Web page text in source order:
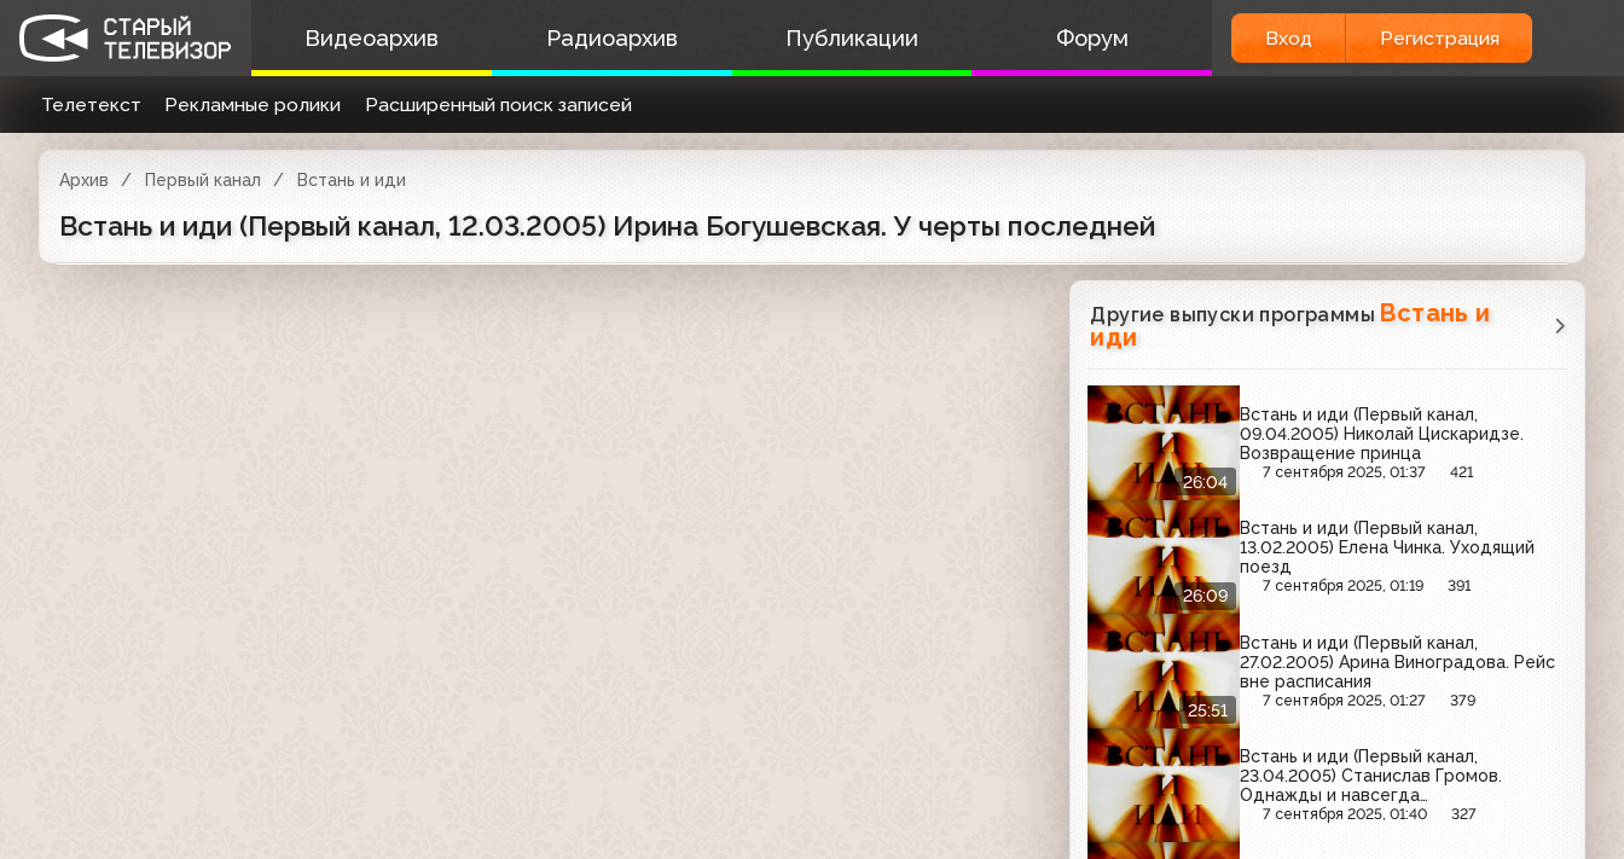
Видеоархив Радиоархив Публикации Форум Вход Регистрация
Телетекст Рекламные ролики Расширенный поиск записей
Архив Первый канал Встань и иди
Встань и иди (Первый канал, 12.03.2005) Ирина Богушевская. У черты последней
Другие выпуски программы Встань и
иди
26:04
Встань и иди (Первый канал,
09.04.2005) Николай Цискаридзе.
Возвращение принца
7 сентября 2025, 01:37 421
26:09
Встань и иди (Первый канал,
13.02.2005) Елена Чинка. Уходящий
поезд
7 сентября 2025, 01:19 391
25:51
Встань и иди (Первый канал,
27.02.2005) Арина Виноградова. Рейс
вне расписания
7 сентября 2025, 01:27 379
Встань и иди (Первый канал,
23.04.2005) Станислав Громов.
Однажды и навсегда…
7 сентября 2025, 01:40 327